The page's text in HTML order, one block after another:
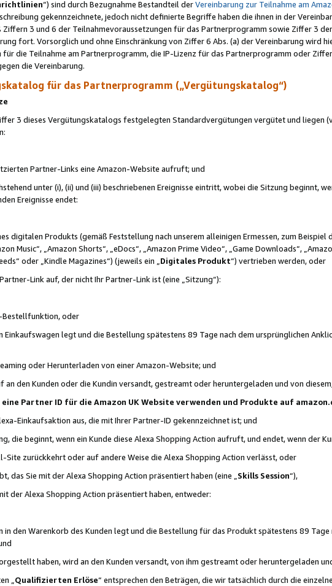
“) sind durch Bezugnahme Bestandteil derVereinbarung zur Teilnahme am
gekennzeichnete, jedoch nicht definierte Begriffe haben die ihnen in der
3 und 6 der Teilnahmevoraussetzungen für das Partnerprogramm sowie Ziffer 3
fort. Vorsorglich und ohne Einschränkung von Ziffer 6 Abs. (a) der Vereinbarung wird
die Teilnahme am Partnerprogramm, die IP-Lizenz für das Partnerprogramm oder
die Vereinbarung.
für das Partnerprogramm („Vergütungskatalog“)
3 dieses Vergütungskatalogs festgelegten Standardvergütungen vergütet und liegen
Partner-Links eine Amazon-Website aufruft; und
unter (i), (ii) und (iii) beschriebenen Ereignisse eintritt, wobei die Sitzung beginnt,
Ereignisse endet:
digitalen Produkts (gemäß Feststellung nach unserem alleinigen Ermessen, zum Beispiel
Music“, „Amazon Shorts“, „eDocs“, „Amazon Prime Video“, „Game Downloads“,
oder „Kindle Magazines“) (jeweils ein „ Digitales Produkt“) vertrieben werden, oder
Link auf, der nicht Ihr Partner-Link ist (eine „Sitzung“):
oder
legt und die Bestellung spätestens 89 Tage nach dem ursprünglichen
oder Herunterladen von einer Amazon-Website; und
den Kunden oder die Kundin versandt, gestreamt oder heruntergeladen und von
Partner ID für die Amazon UK Website verwenden und Produkte auf
Einkaufsaktion aus, die mit Ihrer Partner-ID gekennzeichnet ist; und
die beginnt, wenn ein Kunde diese Alexa Shopping Action aufruft, und endet, wenn der
zurückkehrt oder auf andere Weise die Alexa Shopping Action verlässt, oder
Sie mit der Alexa Shopping Action präsentiert haben (eine „ Skills Session“),
der Alexa Shopping Action präsentiert haben, entweder:
den Warenkorb des Kunden legt und die Bestellung für das Produkt spätestens 89 Tage
haben, wird an den Kunden versandt, von ihm gestreamt oder heruntergeladen
„ Qualifizierten Erlöse“ entsprechen den Beträgen, die wir tatsächlich durch die